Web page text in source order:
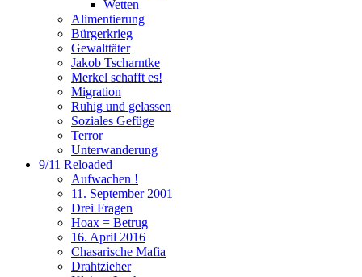
Wetten
Alimentierung
Bürgerkrieg
Gewalttäter
Jakob Tscharntke
Merkel schafft es!
Migration
Ruhig und gelassen
Soziales Gefüge
Terror
Unterwanderung
9/11 Reloaded
Aufwachen !
11. September 2001
Drei Fragen
Hoax = Betrug
16. April 2016
Chasarische Mafia
Drahtzieher